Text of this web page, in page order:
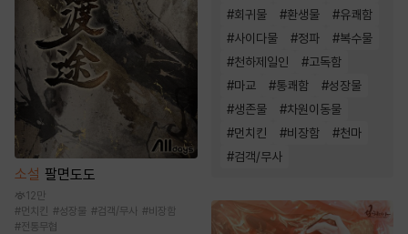
소설 팔면도도
12만
#먼치킨 #성장물 #검객/무사 #비장함
#전통무협
#회귀물 #환생물 #유쾌함
#사이다물 #정파 #복수물
#천하제일인 #고독함
#마교 #통쾌함 #성장물
#생존물 #차원이동물
#먼치킨 #비장함 #천마
#검객/무사